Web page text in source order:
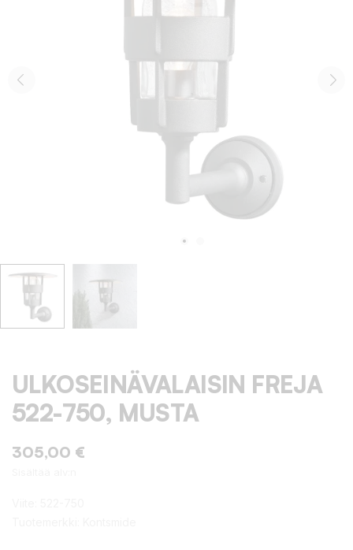
ULKOSEINÄVALAISIN FREJA
522-750, MUSTA
305,00 €